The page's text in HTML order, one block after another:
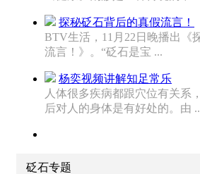
探秘砭石背后的真假流言！
BTV生活，11月22日晚播出《
流言！》。“砭石是宝 ...
杨奕视频讲解知足常乐
人体很多疾病都跟穴位有关系
后对人的身体是有好处的。由
砭石专题